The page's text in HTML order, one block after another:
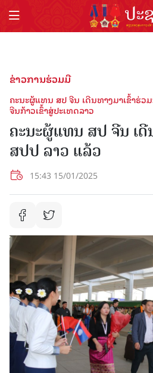
ຂ່າວການຮ່ວມມື
ຄະນະຜູ້ແທນ ສປ ຈີນ ເດີນທາງມາເຂົ້າຮ່
ຈີນກ້າວເຂົ້າສູ່ປະເທດລາວ
ຄະນະຜູ້ແທນ ສປ ຈີນ ເ
ສປປ ລາວ ແລ້ວ
15:43 15/01/2025